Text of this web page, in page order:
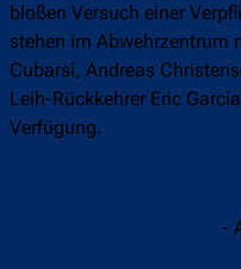
bloßen Versuch einer
stehen im Abwehrzentrum
Cubarsí, Andreas
Leih-Rückkehrer Eric
Verfügung.
-